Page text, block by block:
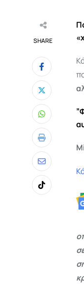
SHARE
Whatsapp
Print
Share
via
Email
Tiktok
Π